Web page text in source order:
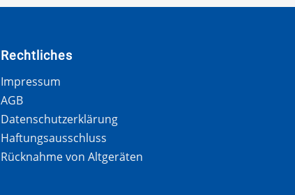
Rechtliches
Impressum
AGB
Datenschutzerklärung
Haftungsausschluss
Rücknahme von Altgeräten